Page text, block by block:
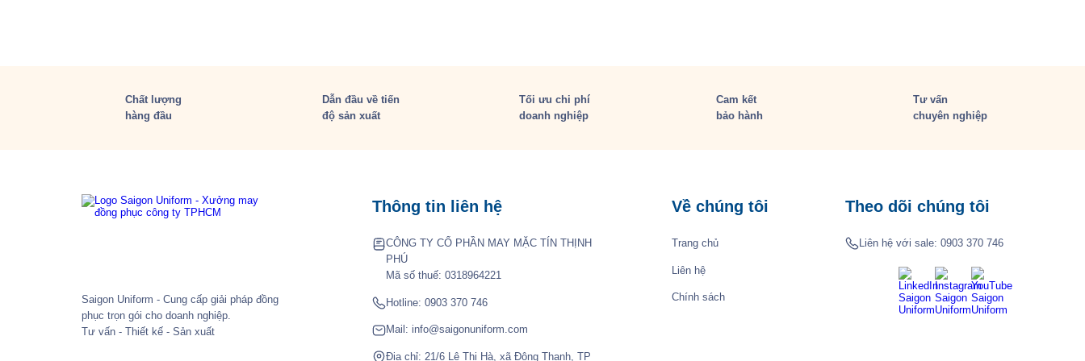
Chất lượng
hàng đầu
Dẫn đầu về tiến
độ sản xuất
Tối ưu chi phí
doanh nghiệp
Cam kết
bảo hành
Tư vấn
chuyên nghiệp
Saigon Uniform - Cung cấp giải pháp đồng
phục trọn gói cho doanh nghiệp.
Tư vấn - Thiết kế - Sản xuất
Thông tin liên hệ
CÔNG TY CỔ PHẦN MAY MẶC TÍN THỊNH
PHÚ
Mã số thuế: 0318964221
Hotline:0903 370 746
Mail: info@saigonuniform.com
Địa chỉ: 21/6 Lê Thị Hà, xã Đông Thạnh, TP
Về chúng tôi
Trang chủ
Liên hệ
Chính sách
Theo dõi chúng tôi
Liên hệ với sale:0903 370 746